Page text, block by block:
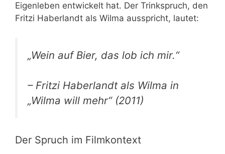
Eigenleben entwickelt hat. Der Trinkspruch, den
Fritzi Haberlandt als Wilma ausspricht, lautet:
„Wein auf Bier, das lob ich mir.“
– Fritzi Haberlandt als Wilma in
„Wilma will mehr“ (2011)
Der Spruch im Filmkontext